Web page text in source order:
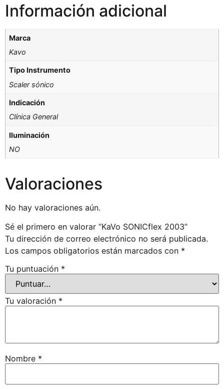
Información adicional
Marca
Kavo
Tipo Instrumento
Scaler sónico
Indicación
Clínica General
Iluminación
NO
Valoraciones
No hay valoraciones aún.
Sé el primero en valorar “KaVo SONICflex 2003”
Tu dirección de correo electrónico no será publicada.
Los campos obligatorios están marcados con *
Tu puntuación *
Tu valoración *
Nombre *